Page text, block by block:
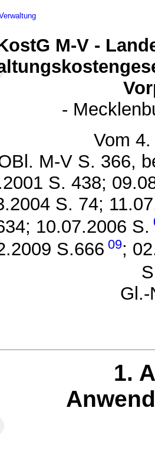
M-V -
-
Vom
M-V S. 366,
S. 438;
S. 74;
10.07.2006 S.
S.666 09;
Gl.-
1.